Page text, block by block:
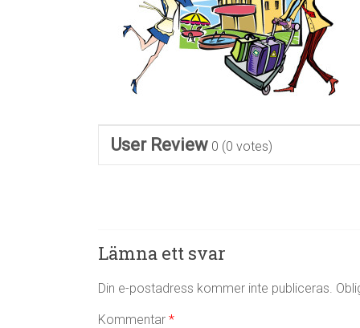
User Review 0 (0 votes)
Lämna ett svar
Din e-postadress kommer inte publiceras.
Kommentar *